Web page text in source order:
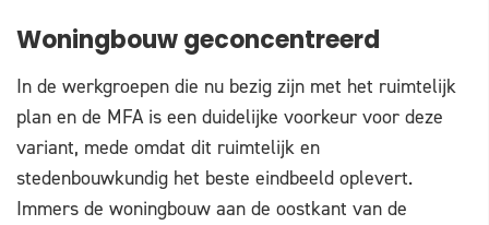
Woningbouw geconcentreerd
In de werkgroepen die nu bezig zijn met het ruimtelijk
plan en de MFA is een duidelijke voorkeur voor deze
variant, mede omdat dit ruimtelijk en
stedenbouwkundig het beste eindbeeld oplevert.
Immers de woningbouw aan de oostkant van de